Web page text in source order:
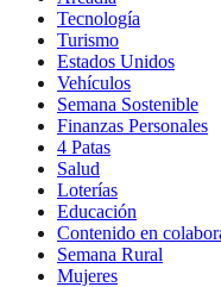
Tecnología
Turismo
Estados Unidos
Vehículos
Semana Sostenible
Finanzas Personales
4 Patas
Salud
Loterías
Educación
Contenido en
Semana Rural
Mujeres